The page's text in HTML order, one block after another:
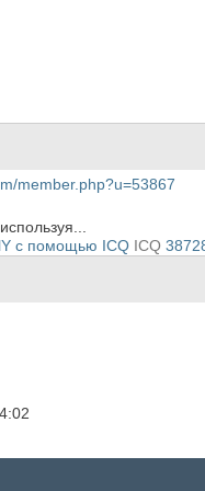
member.php?u=53867
ICQ